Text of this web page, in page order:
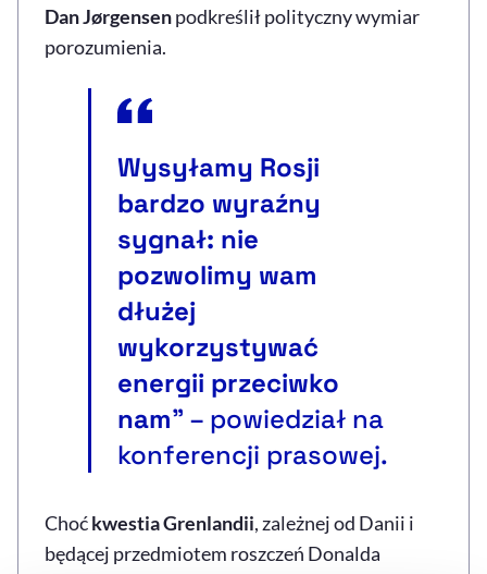
Dan Jørgensenpodkreślił polityczny wymiar
porozumienia.
Wysyłamy Rosji
bardzo wyraźny
sygnał: nie
pozwolimy wam
dłużej
wykorzystywać
energii przeciwko
nam" – powiedział na
konferencji prasowej.
Choćkwestia Grenlandii, zależnej od Danii i
będącej przedmiotem roszczeń Donalda